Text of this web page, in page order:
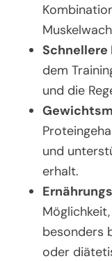
Schnellere
dem
und die
und
erhalt.
besonders
oder